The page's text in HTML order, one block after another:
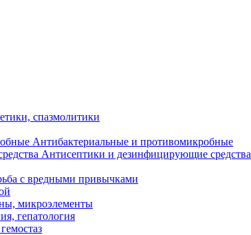
спазмолитики
Антибактериальные и противомикробные
Антисептики и дезинфицирующие средства
с вредными привычками
микроэлементы
гепатология